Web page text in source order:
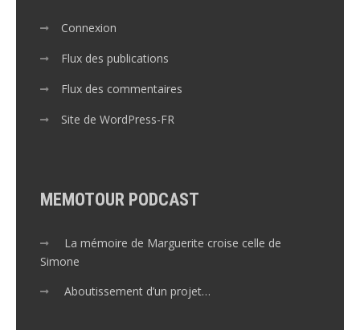
Connexion
Flux des publications
Flux des commentaires
Site de WordPress-FR
MEMOTOUR PODCAST
La mémoire de Marguerite croise celle de
Simone
Aboutissement d’un projet…